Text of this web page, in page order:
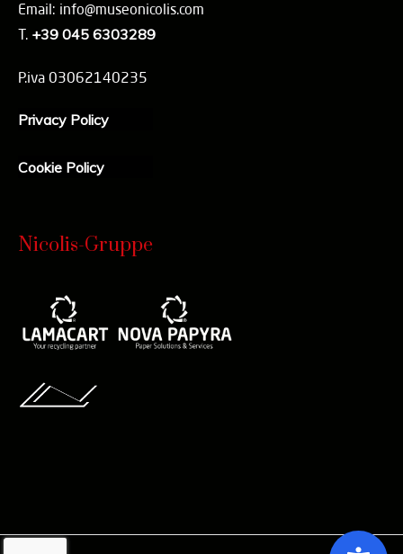
Email: info@museonicolis.com
T. +39 045 6303289
P.iva 03062140235
Privacy Policy
Cookie Policy
Nicolis-Gruppe